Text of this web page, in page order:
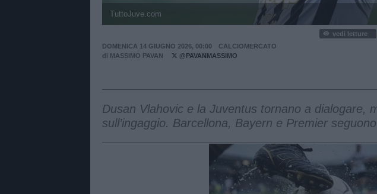
TuttoJuve.com
vedi letture
DOMENICA 14 GIUGNO 2026, 00:00
CALCIOMERCATO
di MASSIMO PAVAN @PAVANMASSIMO
Dusan Vlahovic e la Juventus tornano a dialogare,
sull’ingaggio. Barcellona, Bayern e Premier